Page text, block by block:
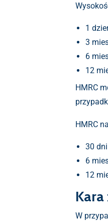
1
3
6
12
HMRC
HMRC
30
6
12
W